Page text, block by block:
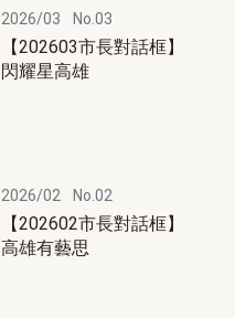
2026/03 No.03
【202603市長對話框】
閃耀星高雄
2026/02 No.02
【202602市長對話框】
高雄有藝思